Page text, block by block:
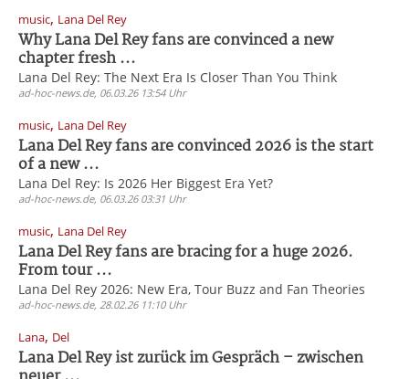
music, Lana Del Rey
Why Lana Del Rey fans are convinced a new
chapter fresh ...
Lana Del Rey: The Next Era Is Closer Than You Think
ad-hoc-news.de, 06.03.26 13:54 Uhr
music, Lana Del Rey
Lana Del Rey fans are convinced 2026 is the start
of a new ...
Lana Del Rey: Is 2026 Her Biggest Era Yet?
ad-hoc-news.de, 06.03.26 03:31 Uhr
music, Lana Del Rey
Lana Del Rey fans are bracing for a huge 2026.
From tour ...
Lana Del Rey 2026: New Era, Tour Buzz and Fan Theories
ad-hoc-news.de, 28.02.26 11:10 Uhr
Lana, Del
Lana Del Rey ist zurück im Gespräch – zwischen